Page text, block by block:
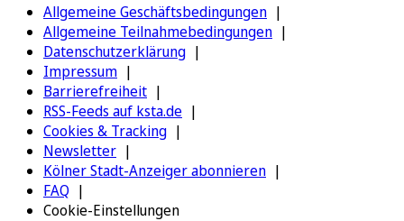
Allgemeine Geschäftsbedingungen
Allgemeine Teilnahmebedingungen
Datenschutzerklärung
Impressum
Barrierefreiheit
RSS-Feeds auf ksta.de
Cookies & Tracking
Newsletter
Kölner Stadt-Anzeiger abonnieren
FAQ
Cookie-Einstellungen